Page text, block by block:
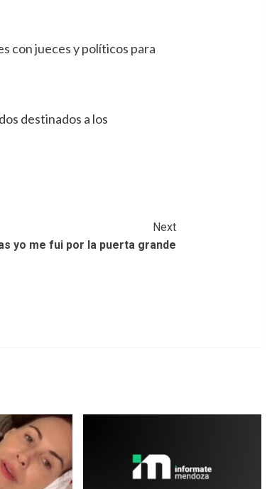
con jueces y políticos para
destinados a los
Next
yo me fui por la puerta grande